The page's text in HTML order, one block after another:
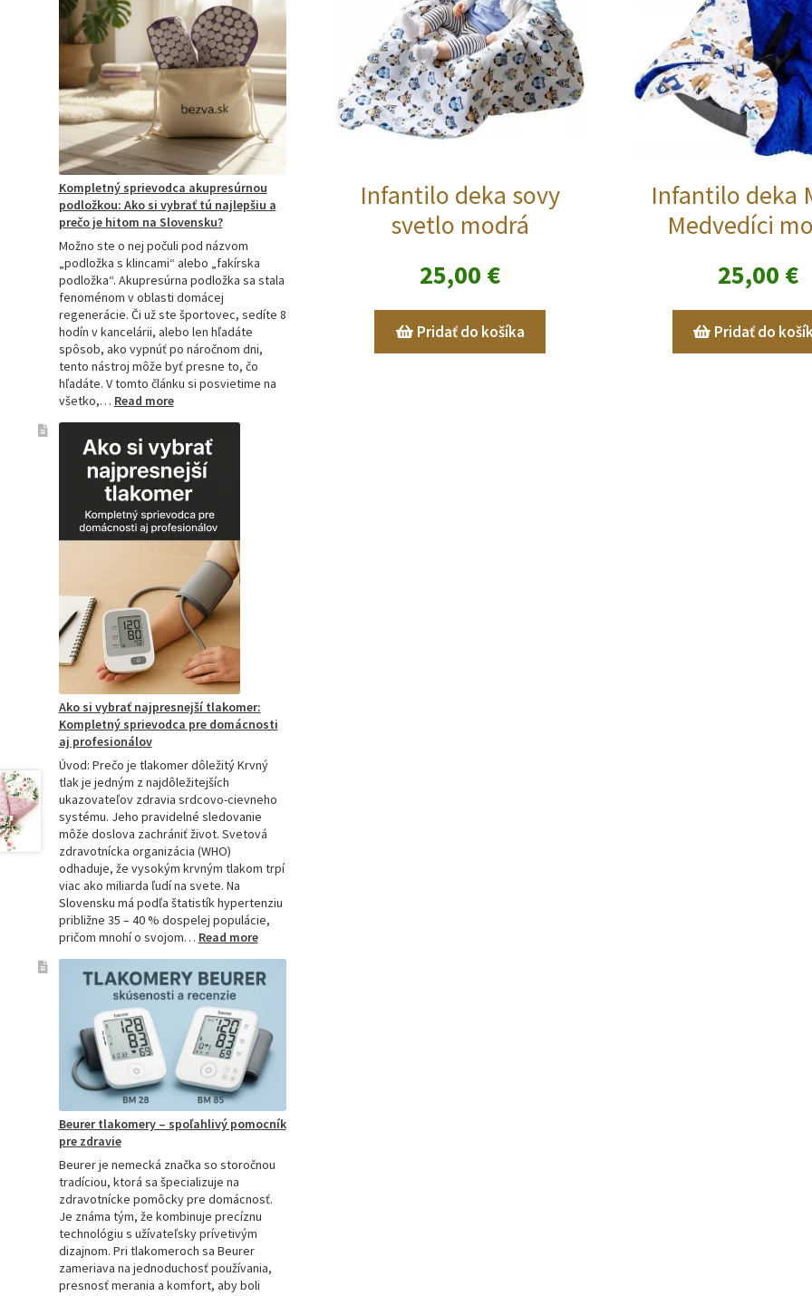
Infantilo deka sovy
svetlo modrá
25,00 €
Pridať do košíka
Infantilo deka
Medvedíci
25,00 €
Pridať do
Kompletný sprievodca akupresúrnou
podložkou: Ako si vybrať tú najlepšiu a
prečo je hitom na Slovensku?
Možno ste o nej počuli pod názvom
„podložka s klincami“ alebo „fakírska
podložka“. Akupresúrna podložka sa stala
fenoménom v oblasti domácej
regenerácie. Či už ste športovec, sedíte 8
hodín v kancelárii, alebo len hľadáte
spôsob, ako vypnúť po náročnom dni,
tento nástroj môže byť presne to, čo
hľadáte. V tomto článku si posvietime na
všetko,… Read more:
akupresúrnou
podložkou:
Ako
si
vybrať
tú
najlepšiu
prečo
je
hitom
na
Slovensku?
Ako si vybrať najpresnejší tlakomer:
Kompletný sprievodca pre domácnosti
aj profesionálov
Úvod: Prečo je tlakomer dôležitý Krvný
tlak je jedným z najdôležitejších
ukazovateľov zdravia srdcovo-cievneho
systému. Jeho pravidelné sledovanie
môže doslova zachrániť život. Svetová
zdravotnícka organizácia (WHO)
odhaduje, že vysokým krvným tlakom trpí
viac ako miliarda ľudí na svete. Na
Slovensku má podľa štatistík hypertenziu
približne 35 – 40 % dospelej populácie,
pričom mnohí o svojom… Read more:
si
vybrať
tlakomer:
Kompletný
sprievodca
pre
domácnosti
aj
profesionálov
Beurer tlakomery – spoľahlivý pomocník
pre zdravie
Beurer je nemecká značka so storočnou
tradíciou, ktorá sa špecializuje na
zdravotnícke pomôcky pre domácnosť.
Je známa tým, že kombinuje precíznu
technológiu s užívateľsky prívetivým
dizajnom. Pri tlakomeroch sa Beurer
zameriava na jednoduchosť používania,
presnosť merania a komfort, aby boli